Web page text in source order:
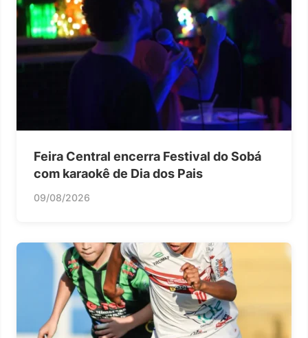
Feira Central encerra Festival do Sobá
com karaokê de Dia dos Pais
09/08/2026